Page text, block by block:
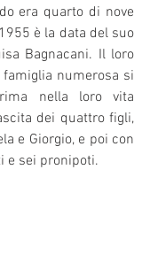
era quarto di nove
è la data del suo
Bagnacani. Il loro
numerosa si
nella loro vita
dei quattro figli,
e Giorgio, e poi con
e sei pronipoti.